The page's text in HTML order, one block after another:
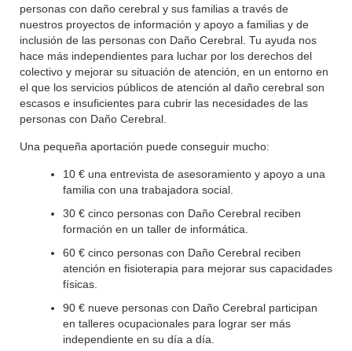
personas con daño cerebral y sus familias a través de
nuestros proyectos de información y apoyo a familias y de
inclusión de las personas con Daño Cerebral. Tu ayuda nos
hace más independientes para luchar por los derechos del
colectivo y mejorar su situación de atención, en un entorno en
el que los servicios públicos de atención al daño cerebral son
escasos e insuficientes para cubrir las necesidades de las
personas con Daño Cerebral.
Una pequeña aportación puede conseguir mucho:
10 € una entrevista de asesoramiento y apoyo a una
familia con una trabajadora social.
30 € cinco personas con Daño Cerebral reciben
formación en un taller de informática.
60 € cinco personas con Daño Cerebral reciben
atención en fisioterapia para mejorar sus capacidades
físicas.
90 € nueve personas con Daño Cerebral participan
en talleres ocupacionales para lograr ser más
independiente en su día a día.